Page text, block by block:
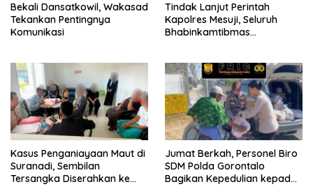
Bekali Dansatkowil, Wakasad
Tekankan Pentingnya
Komunikasi
Tindak Lanjut Perintah
Kapolres Mesuji, Seluruh
Bhabinkamtibmas
Masyarakat
Kasus Penganiayaan Maut di
Suranadi, Sembilan
Tersangka Diserahkan ke
Jumat Berkah, Personel Biro
SDM Polda Gorontalo
Bagikan Kepedulian kepada